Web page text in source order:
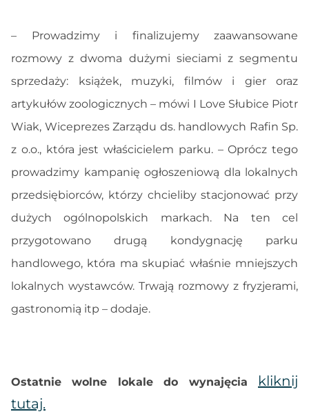
– Prowadzimy i finalizujemy zaawansowane
rozmowy z dwoma dużymi sieciami z segmentu
sprzedaży: książek, muzyki, filmów i gier oraz
artykułów zoologicznych – mówi I Love Słubice Piotr
Wiak, Wiceprezes Zarządu ds. handlowych Rafin Sp.
z o.o., która jest właścicielem parku. – Oprócz tego
prowadzimy kampanię ogłoszeniową dla lokalnych
przedsiębiorców, którzy chcieliby stacjonować przy
dużych ogólnopolskich markach. Na ten cel
przygotowano drugą kondygnację parku
handlowego, która ma skupiać właśnie mniejszych
lokalnych wystawców. Trwają rozmowy z fryzjerami,
gastronomią itp – dodaje.
Ostatnie wolne lokale do wynajęcia
kliknij
tutaj.